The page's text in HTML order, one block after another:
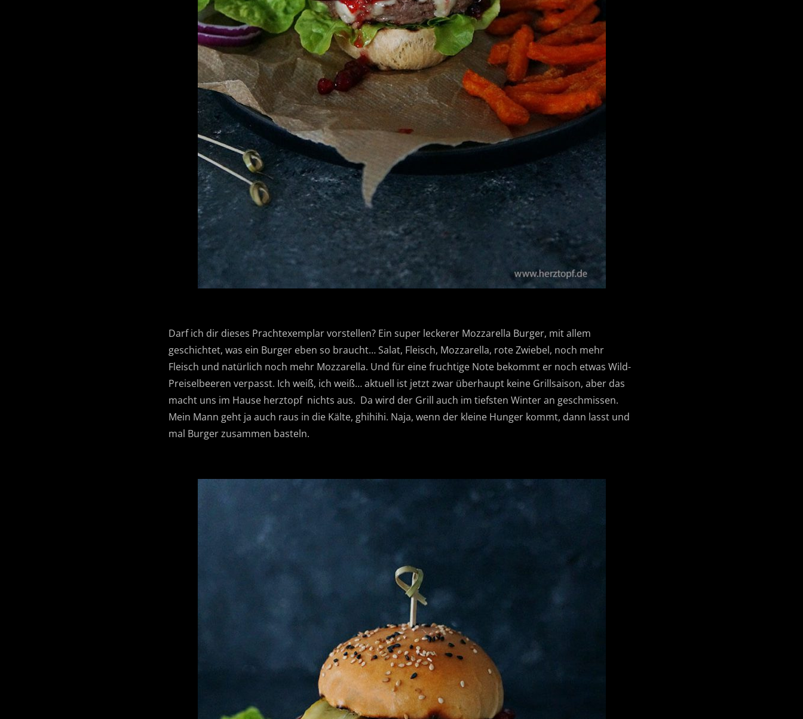
Darf ich dir dieses Prachtexemplar vorstellen? Ein super leckerer Mozzarella Burger, mit allem
geschichtet, was ein Burger eben so braucht… Salat, Fleisch, Mozzarella, rote Zwiebel, noch mehr
Fleisch und natürlich noch mehr Mozzarella. Und für eine fruchtige Note bekommt er noch etwas Wild-
Preiselbeeren verpasst. Ich weiß, ich weiß… aktuell ist jetzt zwar überhaupt keine Grillsaison, aber das
macht uns im Hause herztopf nichts aus. Da wird der Grill auch im tiefsten Winter an geschmissen.
Mein Mann geht ja auch raus in die Kälte, ghihihi. Naja, wenn der kleine Hunger kommt, dann lasst und
mal Burger zusammen basteln.